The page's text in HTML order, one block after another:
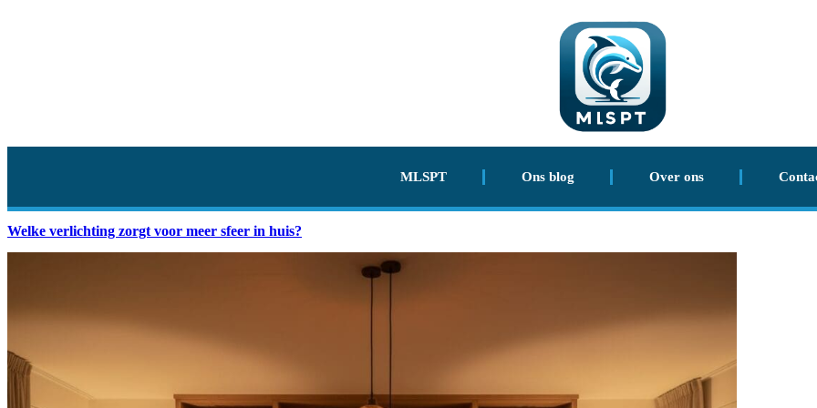
MLSPT Ons blog Over ons
Welke verlichting zorgt voor meer sfeer in huis?